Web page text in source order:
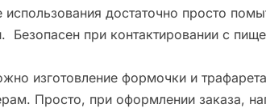
использования достаточно просто
Безопасен при контактировании с
изготовление формочки и
Просто, при оформлении заказа,